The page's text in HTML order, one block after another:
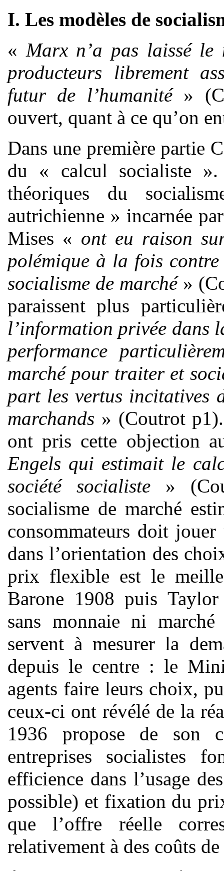
I. Les modèles de
« Marx n’a pas laissé le
producteurs librement
futur de l’humanité»
ouvert, quant à ce qu’on
Dans une première partie
du « calcul socialiste
théoriques du
autrichienne » incarnée
Mises « ont eu raison
polémique à la fois
socialisme de marché»
paraissent plus
l’information privée dans
performance
marché pour traiter et
part les vertus incitatives
marchands » (Coutrot
ont pris cette objection
Engels qui estimait le
société socialiste»
socialisme de marché
consommateurs doit
dans l’orientation des
prix flexible est le
Barone 1908 puis
sans monnaie ni
servent à mesurer la
depuis le centre : le
agents faire leurs choix,
ceux-ci ont révélé de la
1936 propose de son
entreprises socialistes
efficience dans l’usage
possible) et fixation du
que l’offre réelle
relativement à des coûts